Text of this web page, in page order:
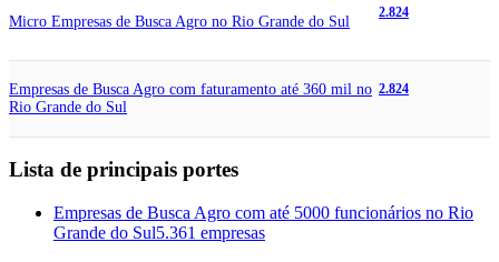
Micro Empresas de Busca Agro no Rio Grande do Sul
2.824
Empresas de Busca Agro com faturamento até 360 mil no
Rio Grande do Sul
2.824
Lista de principais portes
Empresas de Busca Agro com até 5000 funcionários no Rio
Grande do Sul5.361 empresas